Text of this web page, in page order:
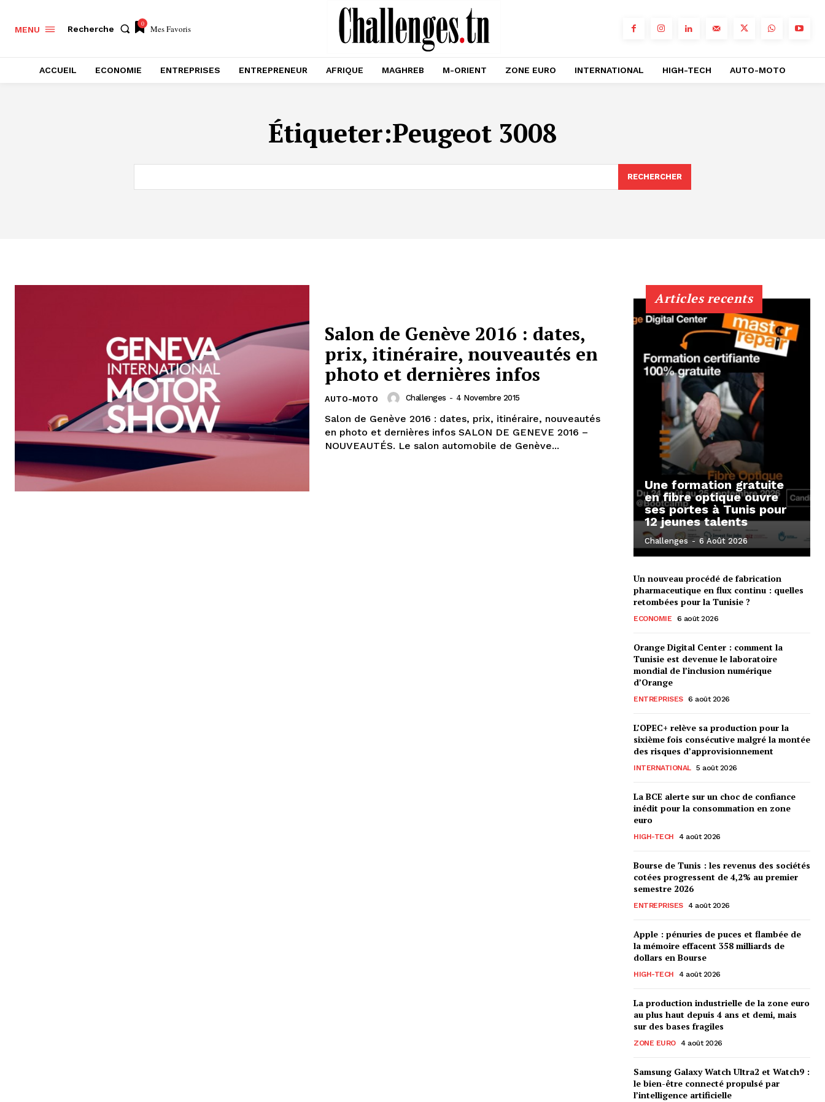
MENU Recherche
0 Mes Favoris
ACCUEIL ECONOMIE ENTREPRISES ENTREPRENEUR AFRIQUE MAGHREB M-ORIENT ZONE EURO INTERNATIONAL HIGH-TECH AUTO-MOTO
Étiqueter:Peugeot 3008
RECHERCHER
Salon de Genève 2016 : dates,
prix, itinéraire, nouveautés en
photo et dernières infos
AUTO-MOTO Challenges - 4 Novembre 2015
Salon de Genève 2016 : dates, prix, itinéraire, nouveautés
en photo et dernières infos SALON DE GENEVE 2016 –
NOUVEAUTÉS. Le salon automobile de Genève...
Articles recents
Une formation gratuite
en fibre optique ouvre
ses portes à Tunis pour
12 jeunes talents
Challenges - 6 Août 2026
Un nouveau procédé de fabrication
pharmaceutique en flux continu : quelles
retombées pour la Tunisie ?
ECONOMIE 6 août 2026
Orange Digital Center : comment la
Tunisie est devenue le laboratoire
mondial de l’inclusion numérique
d’Orange
ENTREPRISES 6 août 2026
L’OPEC+ relève sa production pour la
sixième fois consécutive malgré la montée
des risques d’approvisionnement
INTERNATIONAL 5 août 2026
La BCE alerte sur un choc de confiance
inédit pour la consommation en zone
euro
HIGH-TECH 4 août 2026
Bourse de Tunis : les revenus des sociétés
cotées progressent de 4,2% au premier
semestre 2026
ENTREPRISES 4 août 2026
Apple : pénuries de puces et flambée de
la mémoire effacent 358 milliards de
dollars en Bourse
HIGH-TECH 4 août 2026
La production industrielle de la zone euro
au plus haut depuis 4 ans et demi, mais
sur des bases fragiles
ZONE EURO 4 août 2026
Samsung Galaxy Watch Ultra2 et Watch9 :
le bien-être connecté propulsé par
l’intelligence artificielle